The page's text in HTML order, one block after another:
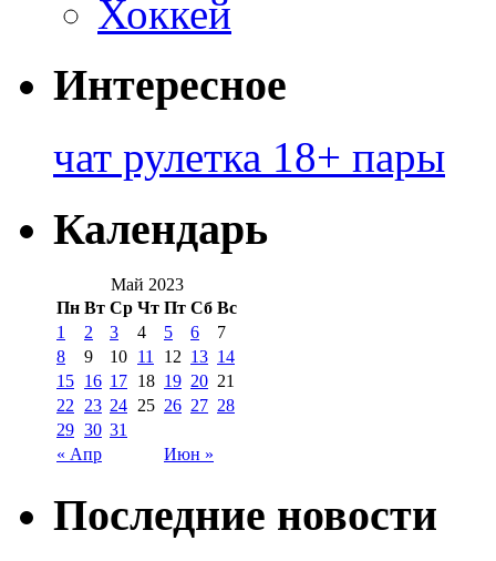
Хоккей
Интересное
чат рулетка 18+ пары
Календарь
Май 2023
Пн Вт Ср Чт Пт Сб Вс
« Апр Июн »
1 2 3 4 5 6
7
8
9 10 11 12 13 14
15 16 17 18 19 20 21
22 23 24 25 26 27 28
29 30 31
Последние новости